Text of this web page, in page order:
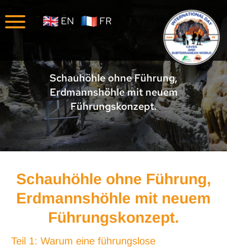
EN FR
Schauhöhle ohne Führung,
Erdmannshöhle mit neuem
Führungskonzept.
Schauhöhle ohne Führung,
Erdmannshöhle mit neuem
Führungskonzept.
Teil 1: Warum eine führungslose